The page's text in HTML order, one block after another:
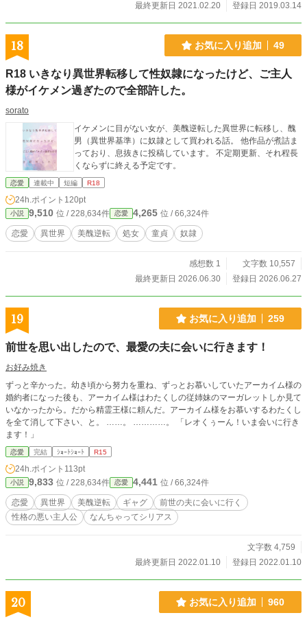
最終更新日 2021.02.20
登録日 2019.03.14
18 お気に入り追加 49
R18 いきなり異世界転移して性奴隷になったけど、ご主人
様がイケメン過ぎたので全部許した。
sorato
イケメンに目がない女が、美醜逆転した異世界に転移し、醜
男（異世界基準）に奴隷として買われる話。 他作品が煮詰ま
っており、息抜きに投稿しています。 不定期更新、それ程長
くならずに終える予定です。
恋愛 連載中 短編 R18
24h.ポイント 120pt
小説 9,510 位 / 228,634件 恋愛 4,265 位 / 66,324件
恋愛 異世界 美醜逆転 処女 童貞 奴隷
感想数 1
文字数 10,557
最終更新日 2026.06.30
登録日 2026.06.27
19 お気に入り追加 259
前世を思い出したので、最愛の夫に会いに行きます！
お好み焼き
ずっと辛かった。幼き頃から努力を重ね、ずっとお慕いしていたアーカイム様の
婚約者になった後も、アーカイム様はわたくしの従姉妹のマーガレットしか見て
いなかったから。だから精霊王様に頼んだ。アーカイム様をお慕いするわたくし
を全て消して下さい、と。 ……。 …………。 「レオくぅーん！いま会いに行き
ます！」
恋愛 完結 ｼｮｰﾄｼｮｰﾄ R15
24h.ポイント 113pt
小説 9,833 位 / 228,634件 恋愛 4,441 位 / 66,324件
恋愛 異世界 美醜逆転 ギャグ
前世の夫に会いに行く
性格の悪い主人公
なんちゃってシリアス
文字数 4,759
最終更新日 2022.01.10
登録日 2022.01.10
20 お気に入り追加 960